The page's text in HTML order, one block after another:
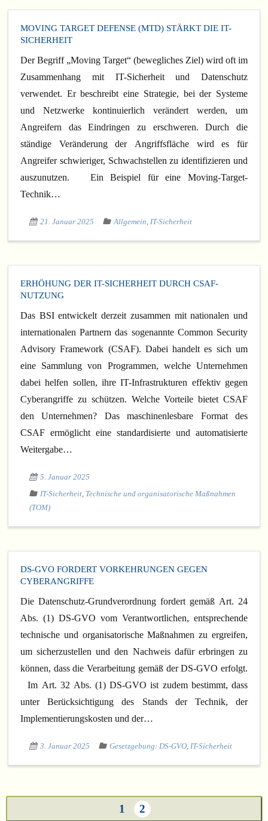
MOVING TARGET DEFENSE (MTD) STÄRKT DIE IT-
SICHERHEIT
Der Begriff „Moving Target“ (bewegliches Ziel) wird oft im
Zusammenhang mit IT-Sicherheit und Datenschutz
verwendet. Er beschreibt eine Strategie, bei der Systeme
und Netzwerke kontinuierlich verändert werden, um
Angreifern das Eindringen zu erschweren. Durch die
ständige Veränderung der Angriffsfläche wird es für
Angreifer schwieriger, Schwachstellen zu identifizieren und
auszunutzen. Ein Beispiel für eine Moving-Target-
Technik…
21. Januar 2025 Allgemein IT-Sicherheit
ERHÖHUNG DER IT-SICHERHEIT DURCH CSAF-
NUTZUNG
Das BSI entwickelt derzeit zusammen mit nationalen und
internationalen Partnern das sogenannte Common Security
Advisory Framework (CSAF). Dabei handelt es sich um
eine Sammlung von Programmen, welche Unternehmen
dabei helfen sollen, ihre IT-Infrastrukturen effektiv gegen
Cyberangriffe zu schützen. Welche Vorteile bietet CSAF
den Unternehmen? Das maschinenlesbare Format des
CSAF ermöglicht eine standardisierte und automatisierte
Weitergabe…
5. Januar 2025
IT-Sicherheit Technische und organisatorische Maßnahmen
(TOM)
DS-GVO FORDERT VORKEHRUNGEN GEGEN
CYBERANGRIFFE
Die Datenschutz-Grundverordnung fordert gemäß Art. 24
Abs. (1) DS-GVO vom Verantwortlichen, entsprechende
technische und organisatorische Maßnahmen zu ergreifen,
um sicherzustellen und den Nachweis dafür erbringen zu
können, dass die Verarbeitung gemäß der DS-GVO erfolgt.
Im Art. 32 Abs. (1) DS-GVO ist zudem bestimmt, dass
unter Berücksichtigung des Stands der Technik, der
Implementierungskosten und der…
3. Januar 2025 Gesetzgebung: DS-GVO IT-Sicherheit
1 2